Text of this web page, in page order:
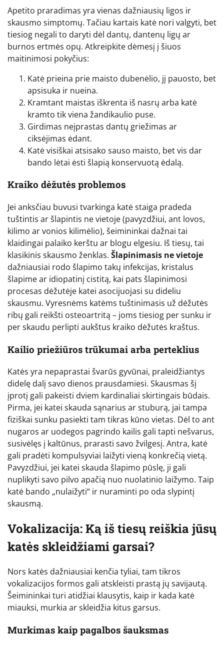
Apetito praradimas yra vienas dažniausių ligos ir
skausmo simptomų. Tačiau kartais katė nori valgyti, bet
tiesiog negali to daryti dėl dantų, dantenų ligų ar
burnos ertmės opų. Atkreipkite dėmesį į šiuos
maitinimosi pokyčius:
Katė prieina prie maisto dubenėlio, jį pauosto, bet
apsisuka ir nueina.
Kramtant maistas iškrenta iš nasrų arba katė
kramto tik viena žandikaulio puse.
Girdimas neįprastas dantų griežimas ar
ciksėjimas ėdant.
Katė visiškai atsisako sauso maisto, bet vis dar
bando lėtai ėsti šlapią konservuotą ėdalą.
Kraiko dėžutės problemos
Jei anksčiau buvusi tvarkinga katė staiga pradeda
tuštintis ar šlapintis ne vietoje (pavyzdžiui, ant lovos,
kilimo ar vonios kilimėlio), šeimininkai dažnai tai
klaidingai palaiko kerštu ar blogu elgesiu. Iš tiesų, tai
klasikinis skausmo ženklas. Šlapinimasis ne vietoje
dažniausiai rodo šlapimo takų infekcijas, kristalus
šlapime ar idiopatinį cistitą, kai pats šlapinimosi
procesas dėžutėje katei asocijuojasi su dideliu
skausmu. Vyresnėms katėms tuštinimasis už dėžutės
ribų gali reikšti osteoartritą – joms tiesiog per sunku ir
per skaudu perlipti aukštus kraiko dėžutės kraštus.
Kailio priežiūros trūkumai arba perteklius
Katės yra nepaprastai švarūs gyvūnai, praleidžiantys
didelę dalį savo dienos prausdamiesi. Skausmas šį
įprotį gali pakeisti dviem kardinaliai skirtingais būdais.
Pirma, jei katei skauda sąnarius ar stuburą, jai tampa
fiziškai sunku pasiekti tam tikras kūno vietas. Dėl to ant
nugaros ar uodegos pagrindo kailis gali tapti nešvarus,
susivėlęs į kaltūnus, prarasti savo žvilgesį. Antra, katė
gali pradėti kompulsyviai laižyti vieną konkrečią vietą.
Pavyzdžiui, jei katei skauda šlapimo pūslę, ji gali
nuplikyti savo pilvo apačią nuo nuolatinio laižymo. Taip
katė bando „nulaižyti“ ir nuraminti po oda slypintį
skausmą.
Vokalizacija: Ką iš tiesų reiškia jūsų
katės skleidžiami garsai?
Nors katės dažniausiai kenčia tyliai, tam tikros
vokalizacijos formos gali atskleisti prastą jų savijautą.
Šeimininkai turi atidžiai klausytis, kaip ir kada katė
miauksi, murkia ar skleidžia kitus garsus.
Murkimas kaip pagalbos šauksmas